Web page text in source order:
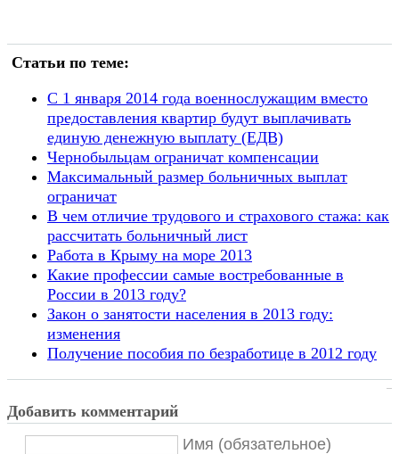
Статьи по теме:
С 1 января 2014 года военнослужащим вместо
предоставления квартир будут выплачивать
единую денежную выплату (ЕДВ)
Чернобыльцам ограничат компенсации
Максимальный размер больничных выплат
ограничат
В чем отличие трудового и страхового стажа: как
рассчитать больничный лист
Работа в Крыму на море 2013
Какие профессии самые востребованные в
России в 2013 году?
Закон о занятости населения в 2013 году:
изменения
Получение пособия по безработице в 2012 году
Добавить комментарий
Имя (обязательное)